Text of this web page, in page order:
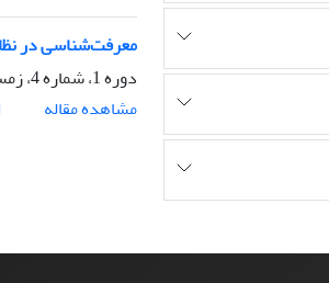
معرفت‌شناسی در
دوره 1، شماره 4، زمستان 1388، صفحه
مشاهده مقاله